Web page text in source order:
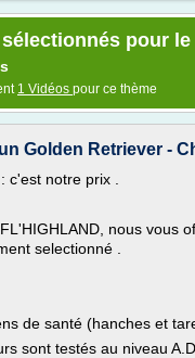
pour
1 Vidéos pour ce thème
Golden Retriever -
c'est notre prix .
nous vous
selectionné .
de santé (hanches et
sont testés au niveau